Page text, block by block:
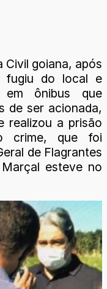
Civil goiana, após
fugiu do local e
ônibus que
de ser acionada,
realizou a prisão
crime, que foi
de Flagrantes
esteve no